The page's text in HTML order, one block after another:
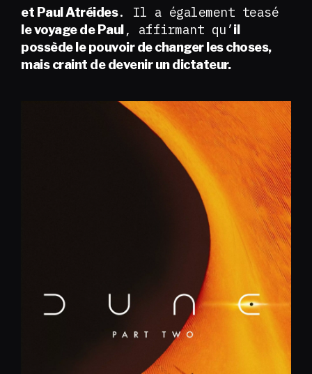
et Paul Atréides. Il a également teasé
le voyage de Paul, affirmant qu’il
possède le pouvoir de changer les choses,
mais craint de devenir un dictateur.